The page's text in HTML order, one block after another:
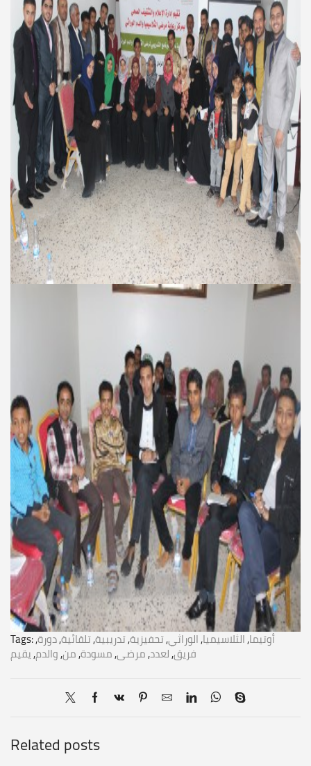
Tags: أوتيما,الثلاسيميا,الوراثي,تحفيزية,تدريبية,تلقائية,دورة,
فريق,لعدد,مرضى,مسودة,من,والدم,يقيم
Related posts